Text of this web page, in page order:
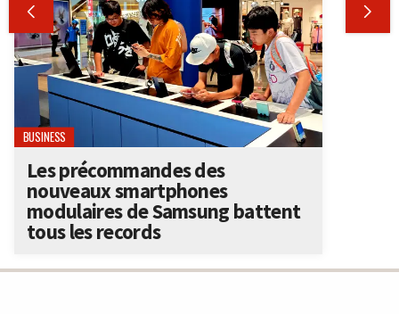
 
BUSINESS
Les précommandes des
nouveaux smartphones
modulaires de Samsung battent
tous les records